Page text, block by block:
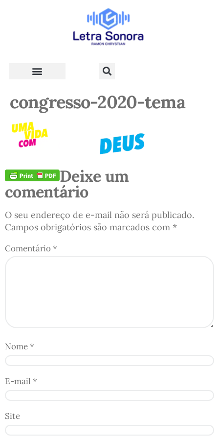
congresso-2020-tema
Deixe um
comentário
O seu endereço de e-mail não será publicado.
Campos obrigatórios são marcados com *
Comentário*
Nome*
E-mail *
Site